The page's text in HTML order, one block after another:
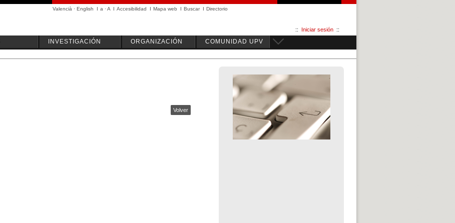
Valencià · English I a ·A I Accesibilidad I Mapa web I Buscar I Directorio
:: Iniciar sesión ::
INVESTIGACIÓN ORGANIZACIÓN COMUNIDAD UPV
Volver